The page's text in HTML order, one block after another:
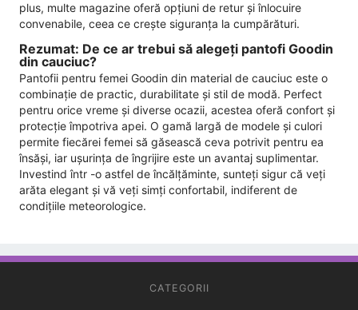
plus, multe magazine oferă opțiuni de retur și înlocuire
convenabile, ceea ce crește siguranța la cumpărături.
Rezumat: De ce ar trebui să alegeți pantofi Goodin
din cauciuc?
Pantofii pentru femei Goodin din material de cauciuc este o
combinație de practic, durabilitate și stil de modă. Perfect
pentru orice vreme și diverse ocazii, acestea oferă confort și
protecție împotriva apei. O gamă largă de modele și culori
permite fiecărei femei să găsească ceva potrivit pentru ea
însăși, iar ușurința de îngrijire este un avantaj suplimentar.
Investind într -o astfel de încălțăminte, sunteți sigur că veți
arăta elegant și vă veți simți confortabil, indiferent de
condițiile meteorologice.
CATEGORII